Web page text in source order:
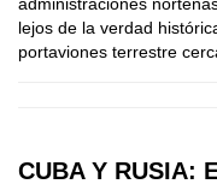
lejos de la verdad
portaviones terrestre
CUBA Y RUSIA: